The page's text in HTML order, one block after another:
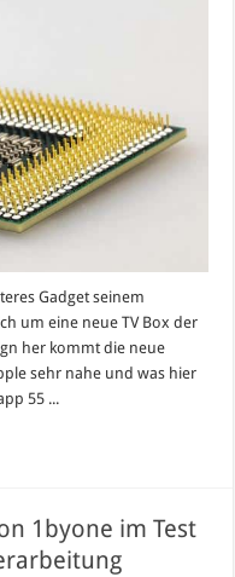
Gadget seinem
um eine neue TV Box der
her kommt die neue
sehr nahe und was hier
55 ...
1byone im Test